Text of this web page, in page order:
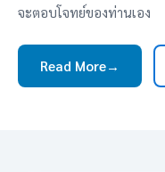
จะตอบโจทย์ของท่านเอง
Read More→